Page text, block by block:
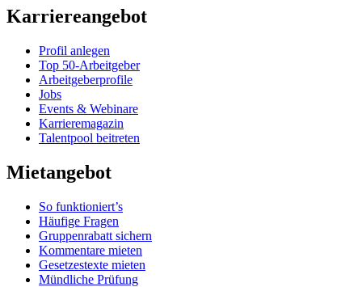
Karriereangebot
Profil anlegen
Top 50-Arbeitgeber
Arbeitgeberprofile
Jobs
Events & Webinare
Karrieremagazin
Talentpool beitreten
Mietangebot
So funktioniert’s
Häufige Fragen
Gruppenrabatt sichern
Kommentare mieten
Gesetzestexte mieten
Mündliche Prüfung